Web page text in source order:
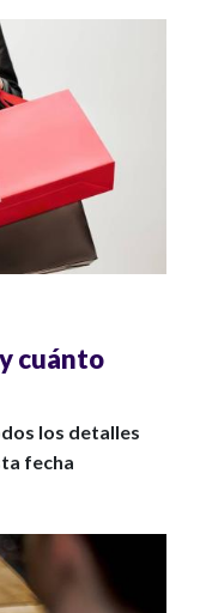
cuánto
los detalles
fecha